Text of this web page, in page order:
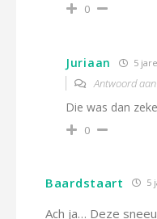
0
Juriaan 5
Antwoord aan
Die was dan
0
Baardstaart 5
Ach ja… Deze